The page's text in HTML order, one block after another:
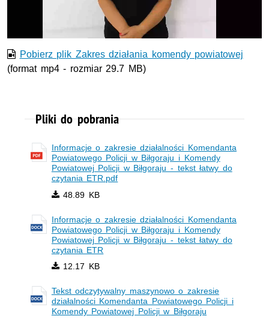
wideo
Pobierz plik Zakres działania komendy powiatowej
(format mp4 - rozmiar 29.7 MB)
Pliki do pobrania
Informacje o zakresie działalności Komendanta
Powiatowego Policji w Biłgoraju i Komendy
Powiatowej Policji w Biłgoraju - tekst łatwy do
czytania ETR.pdf
48.89 KB
Informacje o zakresie działalności Komendanta
Powiatowego Policji w Biłgoraju i Komendy
Powiatowej Policji w Biłgoraju - tekst łatwy do
czytania ETR
12.17 KB
Tekst odczytywalny maszynowo o zakresie
działalności Komendanta Powiatowego Policji i
Komendy Powiatowej Policji w Biłgoraju